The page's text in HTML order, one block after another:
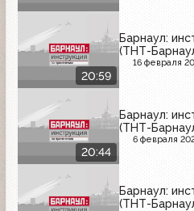
20:59
Барнаул:
(ТНТ-
16 февраля
20:44
Барнаул:
(ТНТ-
6 февраля
Барнаул:
(ТНТ-